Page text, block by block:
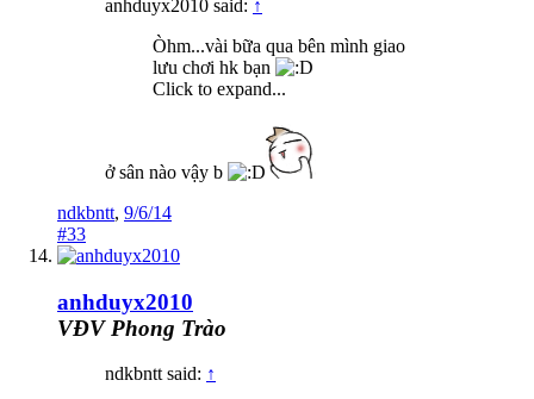
anhduyx2010 said: ↑
Òhm...vài bữa qua bên mình giao
lưu chơi hk bạn
Click to expand...
ở sân nào vậy b
ndkbntt, 9/6/14
#33
anhduyx2010
VĐV Phong Trào
ndkbntt said: ↑